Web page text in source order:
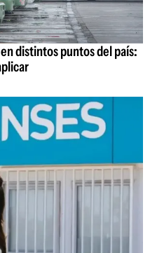
distintos puntos del país: